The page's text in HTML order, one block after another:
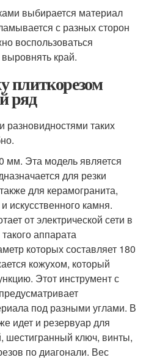
выбирается материал
с разных сторон
воспользоваться
край.
плиткорезом
ряд
таких
мм. Эта модель является
для резки
для керамогранита,
искусственного камня.
от электрической сети в
аппарата
которых составляет 180
кожухом, который
Этот инструмент с
под разными углами. В
идет и резервуар для
шестигранный ключ, винты,
по диагонали. Вес